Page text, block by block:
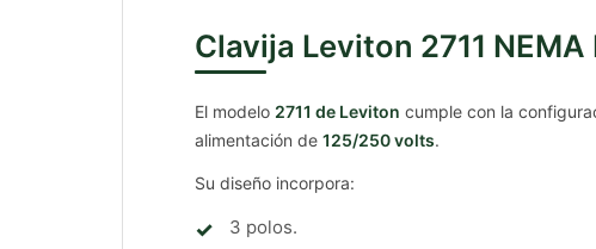
Clavija Leviton 2711
El modelo 2711 de Leviton cumple con la
alimentación de 125/250 volts.
Su diseño incorpora:
3 polos.